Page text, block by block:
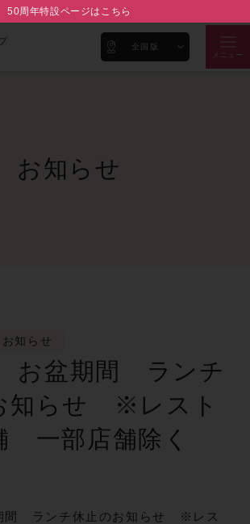
50周年特設ページはこちら
全国版
メニュー
お知らせ
お知らせ
お盆期間 ランチ
知らせ ※レスト
一部店舗除く
間 ランチ休止のお知らせ ※レス